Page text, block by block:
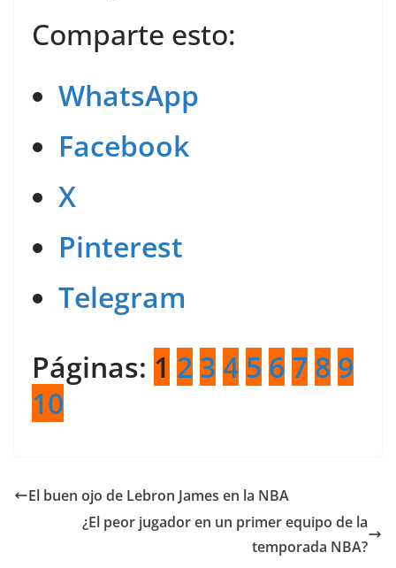
Comparte esto:
WhatsApp
Facebook
X
Pinterest
Telegram
Páginas: 1 2 3 4 5 6 7 8 9
10
El buen ojo de Lebron James en la NBA
¿El peor jugador en un primer equipo de la
temporada NBA?